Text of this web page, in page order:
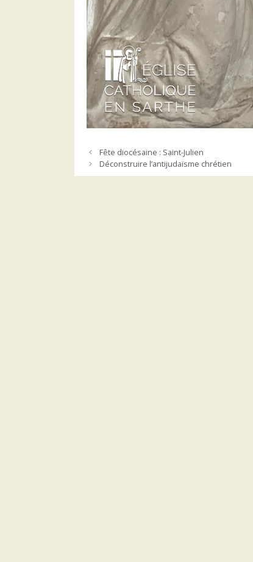
Fête diocésaine : Saint-Julien
Déconstruire l’antijudaïsme chrétien